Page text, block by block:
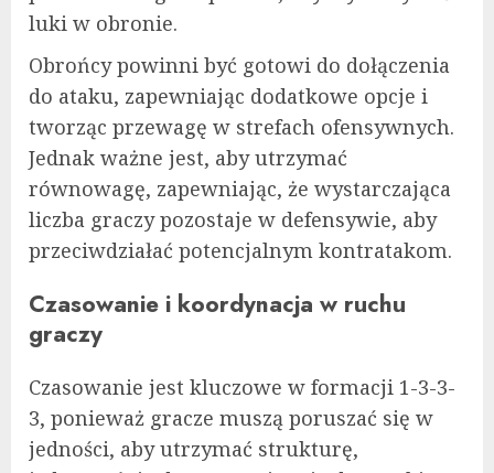
luki w obronie.
Obrońcy powinni być gotowi do dołączenia
do ataku, zapewniając dodatkowe opcje i
tworząc przewagę w strefach ofensywnych.
Jednak ważne jest, aby utrzymać
równowagę, zapewniając, że wystarczająca
liczba graczy pozostaje w defensywie, aby
przeciwdziałać potencjalnym kontratakom.
Czasowanie i koordynacja w ruchu
graczy
Czasowanie jest kluczowe w formacji 1-3-3-
3, ponieważ gracze muszą poruszać się w
jedności, aby utrzymać strukturę,